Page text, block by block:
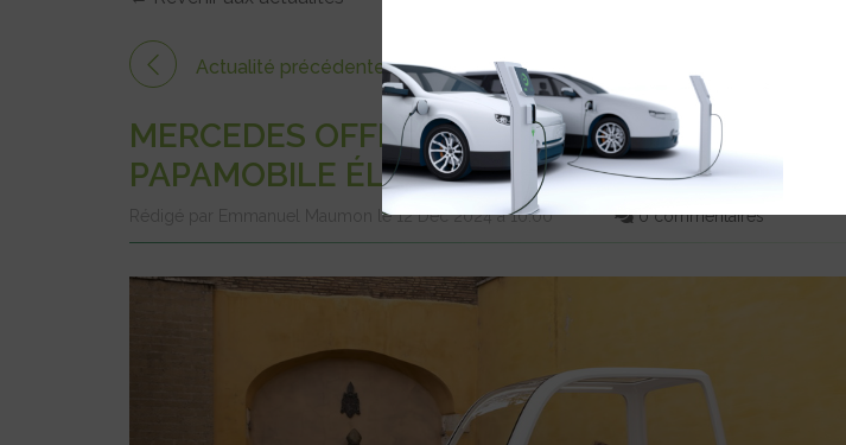
Actualité précédente
MERCEDES OFFRE AU PAPE FRANÇOIS SA
PAPAMOBILE ÉLECTRIQUE
Rédigé par Emmanuel Maumon le 12 Déc 2024 à 10:00 0 commentaires